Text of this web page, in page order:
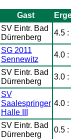
Gast
SV Eintr. Bad
Dürrenberg
4.5 :
SG 2011
Sennewitz
4.0 :
SV Eintr. Bad
Dürrenberg
3.0 :
SV
Saalespringer
Halle III
4.0 :
SV Eintr. Bad
Dürrenberg
0.5 :